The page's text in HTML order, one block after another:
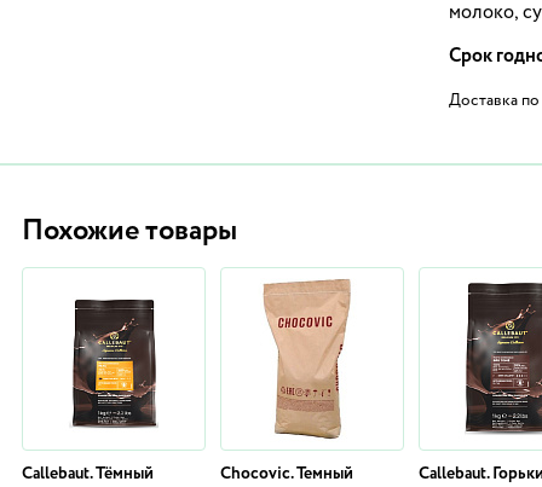
молоко,
Срок
Доставка по
Похожие товары
Callebaut. Тёмный
Chocovic. Темный
Callebaut.